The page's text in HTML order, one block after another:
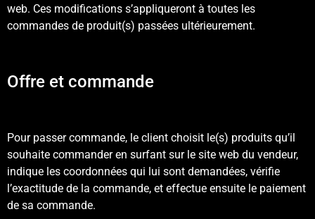
web. Ces modifications s’appliqueront à toutes les
commandes de produit(s) passées ultérieurement.
Offre et commande
Pour passer commande, le client choisit le(s) produits qu’il
souhaite commander en surfant sur le site web du vendeur,
indique les coordonnées qui lui sont demandées, vérifie
l’exactitude de la commande, et effectue ensuite le paiement
de sa commande.